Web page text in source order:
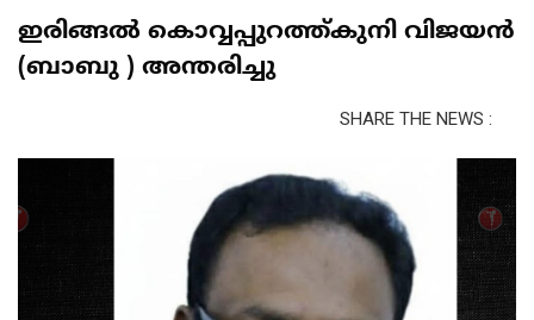
ഇരിങ്ങൽ കൊവ്വപ്പുറത്ത്കുനി വിജയൻ
(ബാബു ) അന്തരിച്ചു
SHARE THE NEWS :